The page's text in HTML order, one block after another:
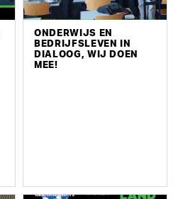
ONDERWIJS EN
BEDRIJFSLEVEN IN
DIALOOG, WIJ DOEN
MEE!